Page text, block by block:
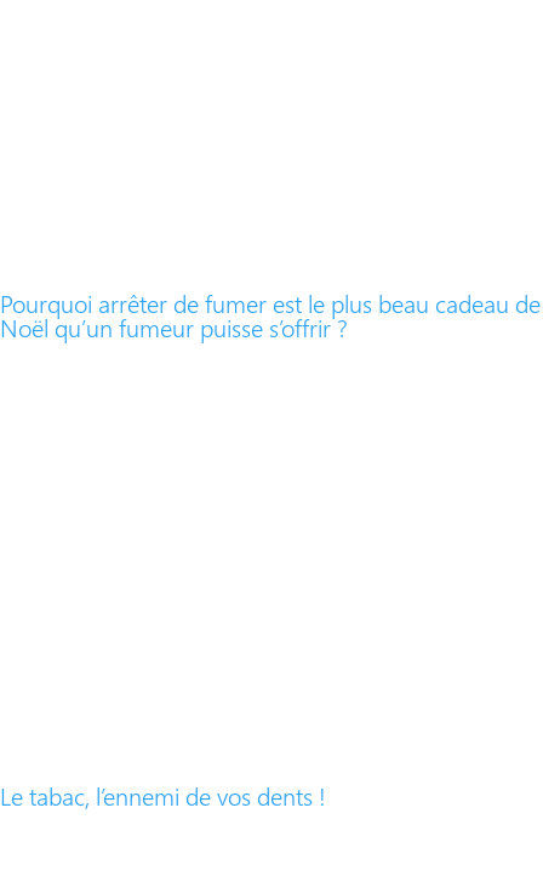
Pourquoi arrêter de fumer est le plus beau cadeau de
Noël qu’un fumeur puisse s’offrir ?
Le tabac, l’ennemi de vos dents !